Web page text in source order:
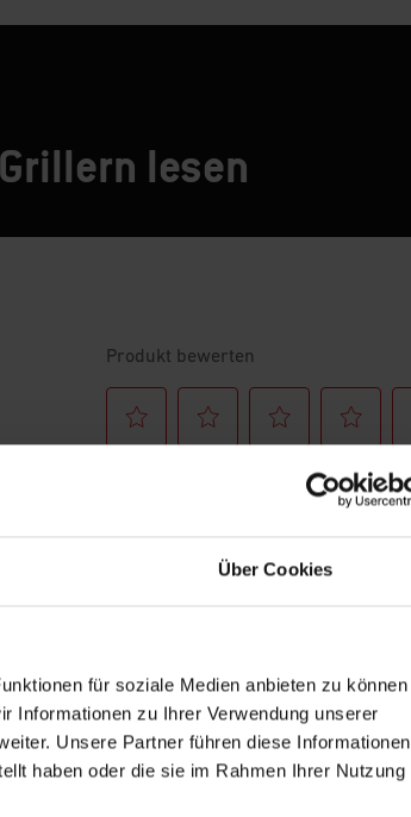
Über Cookies
für soziale Medien anbieten zu können
Informationen zu Ihrer Verwendung unserer
Unsere Partner führen diese Informationen
haben oder die sie im Rahmen Ihrer Nutzung
lesen